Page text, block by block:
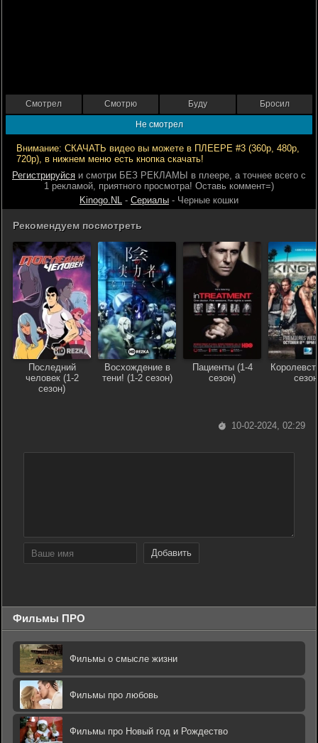
Смотрел Смотрю Буду Бросил
Не смотрел
Внимание: СКАЧАТЬ видео вы можете в ПЛЕЕРЕ #3 (360р, 480р,
720р), в нижнем меню есть кнопка скачать!
Регистрируйся и смотри БЕЗ РЕКЛАМЫ в плеере, а точнее всего с
1 рекламой, приятного просмотра! Оставь коммент=)
Kinogo.NL - Сериалы - Черные кошки
Рекомендуем посмотреть
Последний
человек (1-2
сезон)
Восхождение в
тени! (1-2 сезон)
Пациенты (1-4
сезон)
10-02-2024, 02:29
Добавить
Фильмы ПРО
Фильмы о смысле жизни
Фильмы про любовь
Фильмы про Новый год и Рождество